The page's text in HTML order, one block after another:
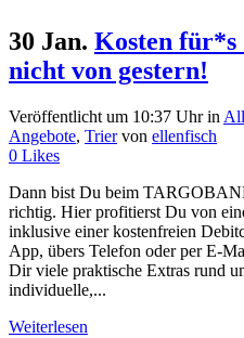
30 Jan. Kosten für*s
nicht von gestern!
Veröffentlicht um 10:37 Uhrin
Angebote, Trier von ellenfisch
0 Likes
Dann bist Du beim
richtig. Hier profitierst Du von
inklusive einer kostenfreien
App, übers Telefon oder per E-
Dir viele praktische Extras rund
individuelle,...
Weiterlesen